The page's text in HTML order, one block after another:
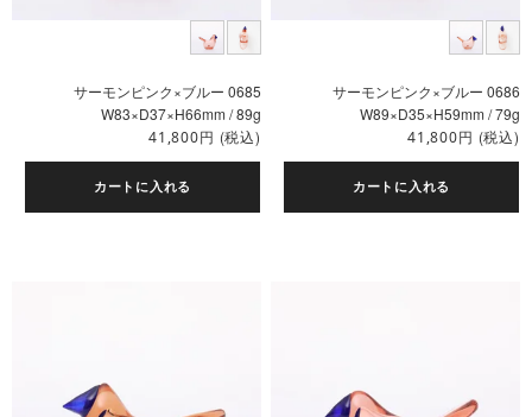
サーモンピンク×ブルー 0685
W83×D37×H66mm / 89g
41,800円 (税込)
カートに入れる
サーモンピンク×ブルー 0686
W89×D35×H59mm / 79g
41,800円 (税込)
カートに入れる